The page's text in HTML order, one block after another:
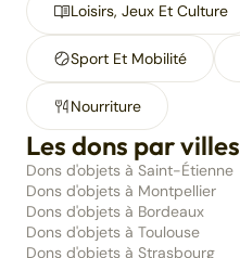
Loisirs, Jeux Et Culture
Sport Et Mobilité
Nourriture
Les dons par villes
Dons d'objets à Saint-Étienne
Dons d'objets à Montpellier
Dons d'objets à Bordeaux
Dons d'objets à Toulouse
Dons d'objets à Strasbourg